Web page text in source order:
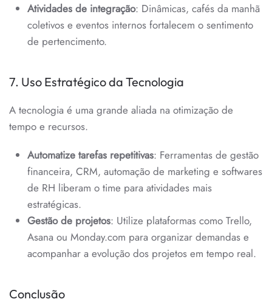
Atividades de integração: Dinâmicas, cafés da manhã
coletivos e eventos internos fortalecem o sentimento
de pertencimento.
7. Uso Estratégico da Tecnologia
A tecnologia é uma grande aliada na otimização de
tempo e recursos.
Automatize tarefas repetitivas: Ferramentas de gestão
financeira, CRM, automação de marketing e softwares
de RH liberam o time para atividades mais
estratégicas.
Gestão de projetos: Utilize plataformas como Trello,
Asana ou Monday.com para organizar demandas e
acompanhar a evolução dos projetos em tempo real.
Conclusão